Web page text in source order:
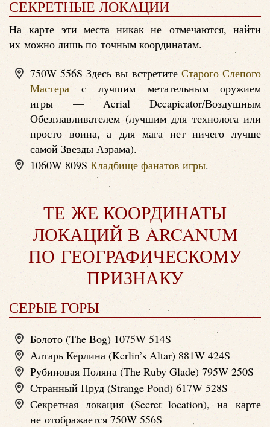
СЕКРЕТНЫЕ ЛОКАЦИИ
На карте эти места никак не отмечаются, найти
их можно лишь по точным координатам.
750W 556S Здесь вы встретите Старого Слепого
Мастера с лучшим метательным оружием
игры — Aerial Decapicator/Воздушным
Обезглавливателем (лучшим для технолога или
просто воина, а для мага нет ничего лучше
самой Звезды Азрама).
1060W 809S Кладбище фанатов игры.
ТЕ ЖЕ КООРДИНАТЫ
ЛОКАЦИЙ В ARCANUM
ПО ГЕОГРАФИЧЕСКОМУ
ПРИЗНАКУ
СЕРЫЕ ГОРЫ
Болото (The Bog) 1075W 514S
Алтарь Керлина (Kerlin’s Altar) 881W 424S
Рубиновая Поляна (The Ruby Glade) 795W 250S
Странный Пруд (Strange Pond) 617W 528S
Секретная локация (Secret location), на карте
не отображается 750W 556S